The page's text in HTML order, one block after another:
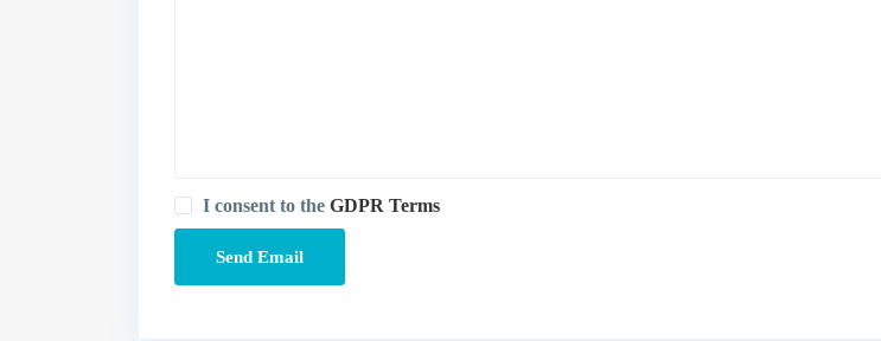
I consent to the GDPR Terms